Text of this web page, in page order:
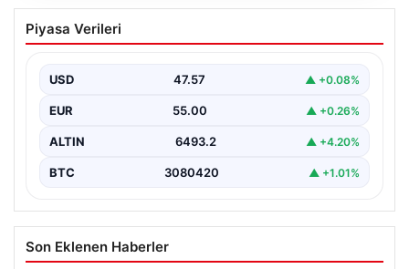
Çerçeve yasa nedir, neleri kapsıyor?
‘Terörsüz Türkiye’ vizyonu ve yasal
Hukuk ve yasama alanında sıkça karşılaşılan önemli
Piyasa Verileri
USD 47.57 ▲ +0.08%
EUR 55.00 ▲ +0.26%
ALTIN 6493.2 ▲ +4.20%
BTC 3080420 ▲ +1.01%
Son Eklenen Haberler